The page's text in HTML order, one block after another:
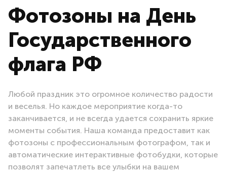
Фотозоны на День
Государственного
флага РФ
Любой праздник это огромное количество радости
и веселья. Но каждое мероприятие когда-то
заканчивается, и не всегда удается сохранить яркие
моменты события. Наша команда предоставит как
фотозоны с профессиональным фотографом, так и
автоматические интерактивные фотобудки, которые
позволят запечатлеть все улыбки на вашем